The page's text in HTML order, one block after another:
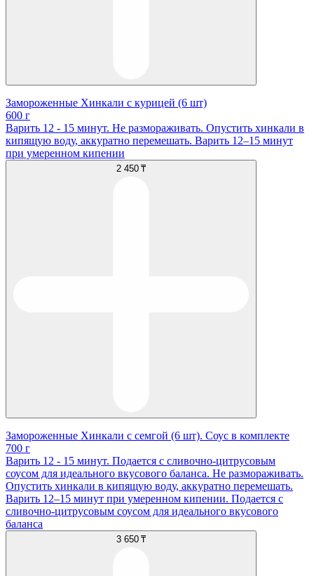
Замороженные Хинкали с курицей (6 шт)
600 г
Варить 12 - 15 минут. Не размораживать. Опустить хинкали в
кипящую воду, аккуратно перемешать. Варить 12–15 минут
при умеренном кипении
2 450 ₸
Замороженные Хинкали с семгой (6 шт). Соус в комплекте
700 г
Варить 12 - 15 минут. Подается с сливочно-цитрусовым
соусом для идеального вкусового баланса. Не размораживать.
Опустить хинкали в кипящую воду, аккуратно перемешать.
Варить 12–15 минут при умеренном кипении. Подается с
сливочно-цитрусовым соусом для идеального вкусового
баланса
3 650 ₸